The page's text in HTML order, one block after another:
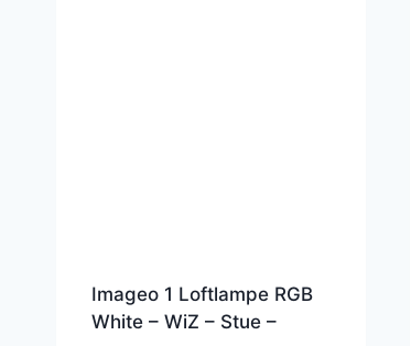
Imageo 1 Loftlampe RGB
White – WiZ – Stue –